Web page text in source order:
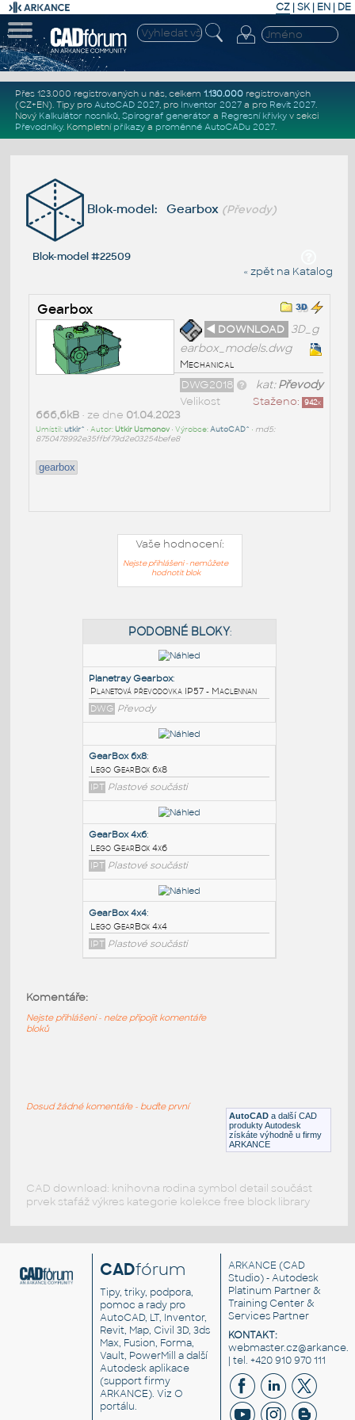
CZ | SK| EN | DE
Přes 123.000 registrovaných u nás, celkem 1.130.000registrovaných
(CZ+EN). Tipy pro AutoCAD 2027, pro Inventor 2027a pro Revit 2027.
Nový Kalkulátor nosníků, Spirograf generátor a Regresní křivkyv sekci
Převodníky. Kompletní příkazya proměnné AutoCADu 2027.
Blok-model: Gearbox (Převody)
Blok-model #22509
« zpět na Katalog
Gearbox
◄ DOWNLOAD 3D_g
earbox_models.dwg
Mechanical
kat:Převody
DWG2018
Staženo: 942x
Velikost
666,6kB• ze dne 01.04.2023
Umístil:utkir^ • Autor:Utkir Usmonov• Výrobce:AutoCAD^ • md5:
8750478992e35ffbf79d2e03254befe8
gearbox
Vaše hodnocení:
Nejste přihlášeni - nemůžete
hodnotit blok
PODOBNÉ BLOKY:
Planetray Gearbox:
Planetová převodovka IP57 - Maclennan
DWG Převody
GearBox 6x8:
Lego GearBox 6x8
IPT Plastové součásti
IPT Plastové součásti
IPT Plastové součásti AutoCAD a další CAD
produkty Autodesk
získáte výhodně u firmy
ARKANCE
Komentáře:
Nejste přihlášeni - nelze připojit komentáře
bloků
Dosud žádné komentáře - buďte první
CAD download: knihovna rodina symbol detail součást
prvek stafáž výkres kategorie kolekce free block library
CADfórum
Tipy, triky, podpora,
pomoc a rady pro
AutoCAD, LT, Inventor,
Revit, Map, Civil 3D, 3ds
Max, Fusion, Forma,
Vault, PowerMill a další
Autodesk aplikace
(support firmy
ARKANCE). VizO
portálu.
ARKANCE (CAD
Studio) - Autodesk
Platinum Partner &
Training Center &
Services Partner
KONTAKT:
| tel. +420 910 970 111